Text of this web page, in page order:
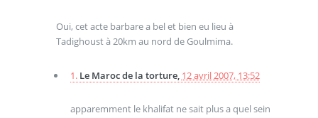
Oui, cet acte barbare a bel et bien eu lieu à
Tadighoust à 20km au nord de Goulmima.
1. Le Maroc de la torture, 12 avril 2007, 13:52
apparemment le khalifat ne sait plus a quel sein